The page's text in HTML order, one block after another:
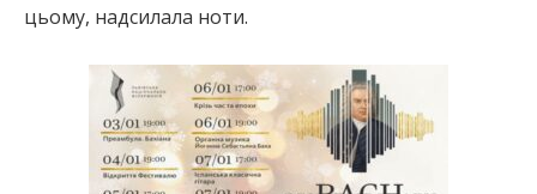
цьому, надсилала ноти.